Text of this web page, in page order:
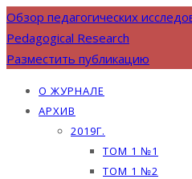
Обзор педагогических
Pedagogical Research
Разместить публикацию
О ЖУРНАЛЕ
АРХИВ
2019Г.
ТОМ 1 №1
ТОМ 1 №2